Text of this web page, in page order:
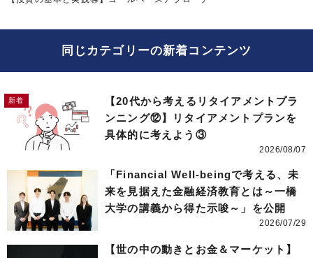
同じカテゴリーの新着コンテンツ
【20代から考えるリタイアメントプラ
ンニング⑫】リタイアメントプランを
具体的に考えよう③
2026/08/07
「Financial Well-beingで考える、未
来を見据えた金融経済教育とは～一橋
大学の講義から得た示唆～」を公開
2026/07/29
【世の中の動きとお金＆マーケット】